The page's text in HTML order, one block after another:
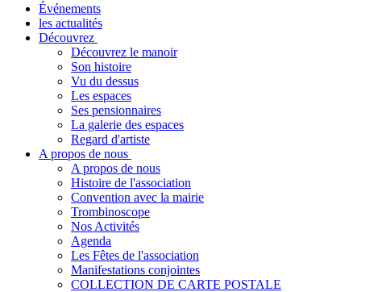
Événements
les actualités
Découvrez
Découvrez le manoir
Son histoire
Vu du dessus
Les espaces
Ses pensionnaires
La galerie des espaces
Regard d'artiste
A propos de nous
A propos de nous
Histoire de l'association
Convention avec la mairie
Trombinoscope
Nos Activités
Agenda
Les Fêtes de l'association
Manifestations conjointes
COLLECTION DE CARTE POSTALE